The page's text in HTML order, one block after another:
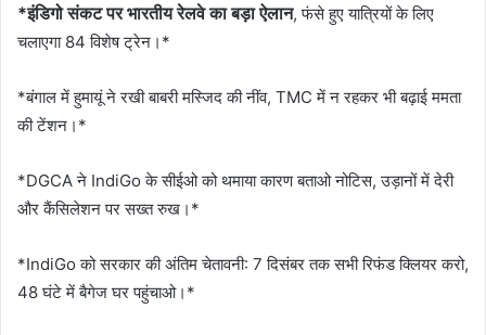
*इंडिगो संकट पर भारतीय रेलवे का बड़ा ऐलान, फंसे हुए यात्रियों के लिए
चलाएगा 84 विशेष ट्रेन।*
*बंगाल में हुमायूं ने रखी बाबरी मस्जिद की नींव, TMC में न रहकर भी बढ़ाई ममता
की टेंशन।*
*DGCA ने IndiGo के सीईओ को थमाया कारण बताओ नोटिस, उड़ानों में देरी
और कैंसिलेशन पर सख्त रुख।*
*IndiGo को सरकार की अंतिम चेतावनी: 7 दिसंबर तक सभी रिफंड क्लियर करो,
48 घंटे में बैगेज घर पहुंचाओ।*